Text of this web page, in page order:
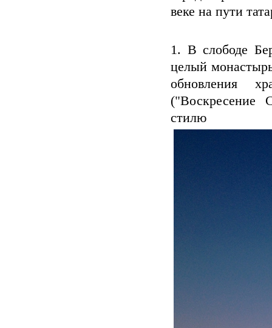
веке на пути
1. В слободе
целый
обновления
("Воскресение
стилю